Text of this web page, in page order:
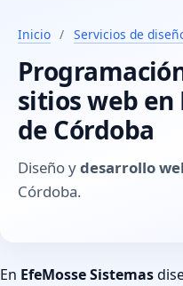
Inicio / Servicios de
sitios web en
de Córdoba
Diseño ydesarrollo
Córdoba.
En EfeMosse Sistemas